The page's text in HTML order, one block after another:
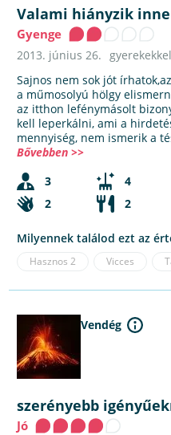
Valami hiányzik
Gyenge
2013. június 26.
Sajnos nem sok jót
a műmosolyú hölgy
az itthon lefénymásolt
kell leperkálni, ami a
mennyiség, nem ismerik a
Bővebben >>
3
4
2
2
Milyennek találod ezt az
Hasznos 2 Vicces
Vendég
szerényebb
Jó